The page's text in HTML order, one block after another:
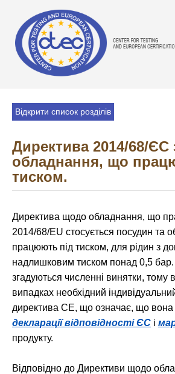
Відкрити список розділів
Директива 2014/68/ЄС
обладнання, що
тиском.
Директива щодо обладнання, що
2014/68/EU стосується посудин та
працюють під тиском, для рідин з
надлишковим тиском понад 0,5 бар.
згадуються численні винятки, тому
випадках необхідний
директива CE, що означає, що вона
декларації відповідності ЄС і
продукту.
Відповідно до Директиви щодо